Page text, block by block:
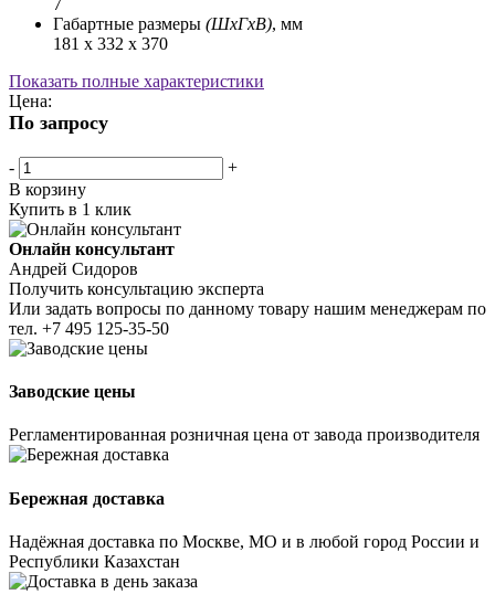
Габартные размеры (ШхГхВ), мм
181 x 332 x 370
Показать полные характеристики
Цена:
По запросу
-
+
В корзину
Купить в 1 клик
Онлайн консультант
Андрей Сидоров
Получить консультацию эксперта
Или задать вопросы по данному товару нашим менеджерам по
тел. +7 495 125-35-50
Заводские цены
Регламентированная розничная цена от завода производителя
Бережная доставка
Надёжная доставка по Москве, МО и в любой город России и
Республики Казахстан